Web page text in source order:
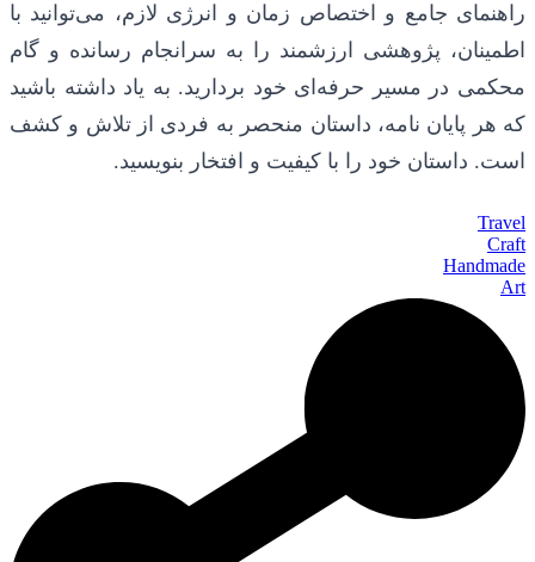
راهنمای جامع و اختصاص زمان و انرژی لازم، می‌توانید با
اطمینان، پژوهشی ارزشمند را به سرانجام رسانده و گام
محکمی در مسیر حرفه‌ای خود بردارید. به یاد داشته باشید
که هر پایان نامه، داستان منحصر به فردی از تلاش و کشف
است. داستان خود را با کیفیت و افتخار بنویسید.
Travel
Craft
Handmade
Art